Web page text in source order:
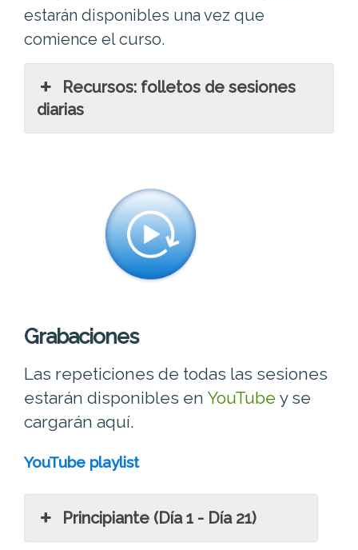
estarán disponibles una vez que
comience el curso.
Recursos: folletos de sesiones
diarias
Grabaciones
Las repeticiones de todas las sesiones
estarán disponibles en YouTube y se
cargarán aquí.
YouTube playlist
Principiante (Día 1 - Día 21)